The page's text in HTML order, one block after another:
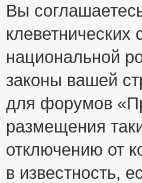
Вы
национальной
законы вашей
для форумов
размещения
отключению от
в известность,